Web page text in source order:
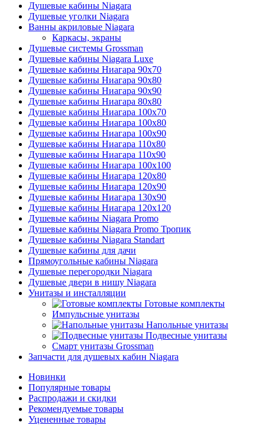
Душевые кабины Niagara
Душевые уголки Niagara
Ванны акриловые Niagara
Каркасы, экраны
Душевые системы Grossman
Душевые кабины Niagara Luxe
Душевые кабины Ниагара 90x70
Душевые кабины Ниагара 90x80
Душевые кабины Ниагара 90x90
Душевые кабины Ниагара 80x80
Душевые кабины Ниагара 100x70
Душевые кабины Ниагара 100x80
Душевые кабины Ниагара 100x90
Душевые кабины Ниагара 110x80
Душевые кабины Ниагара 110x90
Душевые кабины Ниагара 100x100
Душевые кабины Ниагара 120x80
Душевые кабины Ниагара 120x90
Душевые кабины Ниагара 130x90
Душевые кабины Ниагара 120x120
Душевые кабины Niagara Promo
Душевые кабины Niagara Promo Тропик
Душевые кабины Niagara Standart
Душевые кабины для дачи
Прямоугольные кабины Niagara
Душевые перегородки Niagara
Душевые двери в нишу Niagara
Унитазы и инсталляции
Готовые комплекты
Импульсные унитазы
Напольные унитазы
Подвесные унитазы
Смарт унитазы Grossman
Запчасти для душевых кабин Niagara
Новинки
Популярные товары
Распродажи и скидки
Рекомендуемые товары
Уцененные товары